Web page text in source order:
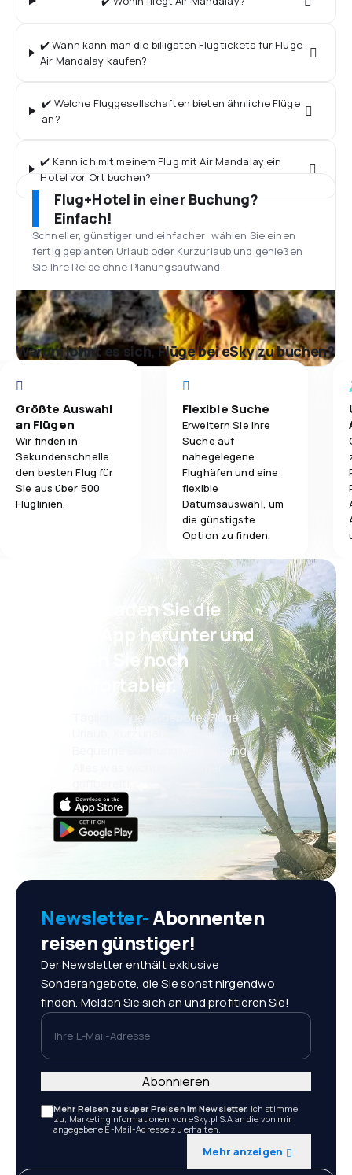
✔️ Wann kann man die billigsten Flugtickets für Flüge
Air Mandalay kaufen?
✔️ Welche Fluggesellschaften bieten ähnliche Flüge
an?
✔️ Kann ich mit meinem Flug mit Air Mandalay ein
Hotel vor Ort buchen?
Flug+Hotel in einer Buchung?
Einfach!
Schneller, günstiger und einfacher: wählen Sie einen
fertig geplanten Urlaub oder Kurzurlaub und genießen
Sie Ihre Reise ohne Planungsaufwand.
Warum lohnt es sich, Flüge bei eSky zu buchen?
Größte Auswahl
an Flügen
Wir finden in
Sekundenschnelle
den besten Flug für
Sie aus über 500
Fluglinien.
Flexible Suche
Erweitern Sie Ihre
Suche auf
nahegelegene
Flughäfen und eine
flexible
Datumsauswahl, um
die günstigste
Option zu finden.
Psst! Laden Sie die
eSky App herunter und
reisen Sie noch
komfortabler.
Täglich neue Angebote: Flüge,
Bequeme Buchungsverwaltung
Newsletter-Abonnenten
reisen günstiger!
Der Newsletter enthält exklusive
Sonderangebote, die Sie sonst nirgendwo
finden. Melden Sie sich an und profitieren Sie!
Ihre E-Mail-Adresse
Mehr Reisen zu super Preisen im Newsletter. Ich stimme
zu, Marketinginformationen von eSky.pl S.A an die von mir
angegebene E-Mail-Adresse zu erhalten.
Mehr anzeigen
Abonnieren